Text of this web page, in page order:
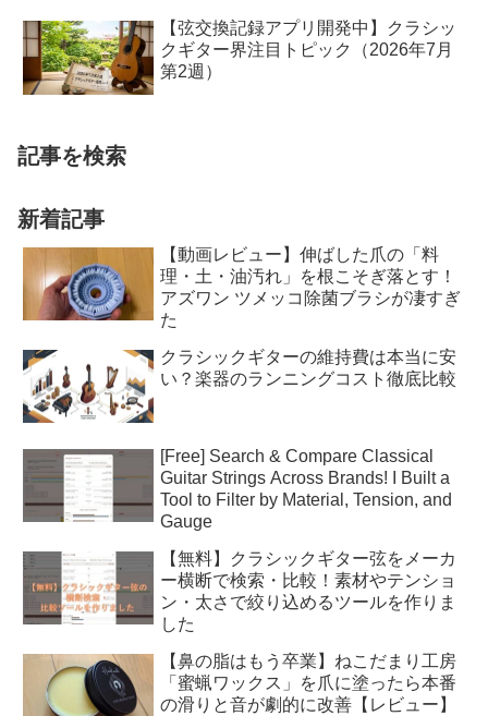
【弦交換記録アプリ開発中】クラシッ
クギター界注目トピック（2026年7月
第2週）
記事を検索
新着記事
【動画レビュー】伸ばした爪の「料
理・土・油汚れ」を根こそぎ落とす！
アズワン ツメッコ除菌ブラシが凄すぎ
た
クラシックギターの維持費は本当に安
い？楽器のランニングコスト徹底比較
[Free] Search & Compare Classical
Guitar Strings Across Brands! I Built a
Tool to Filter by Material, Tension, and
Gauge
【無料】クラシックギター弦をメーカ
ー横断で検索・比較！素材やテンショ
ン・太さで絞り込めるツールを作りま
した
【鼻の脂はもう卒業】ねこだまり工房
「蜜蝋ワックス」を爪に塗ったら本番
の滑りと音が劇的に改善【レビュー】